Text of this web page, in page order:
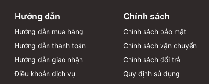
Hướng dẫn
Hướng dẫn mua hàng
Hướng dẫn thanh toán
Hướng dẫn giao nhận
Điều khoản dịch vụ
Chính sách
Chính sách bảo mật
Chính sách vận chuyển
Chính sách đổi trả
Quy định sử dụng